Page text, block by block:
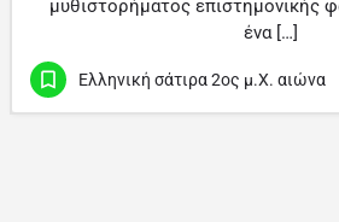
μυθιστορήματος επιστημονικής
ένα […]
Ελληνική σάτιρα 2ος μ.Χ. αιώνα